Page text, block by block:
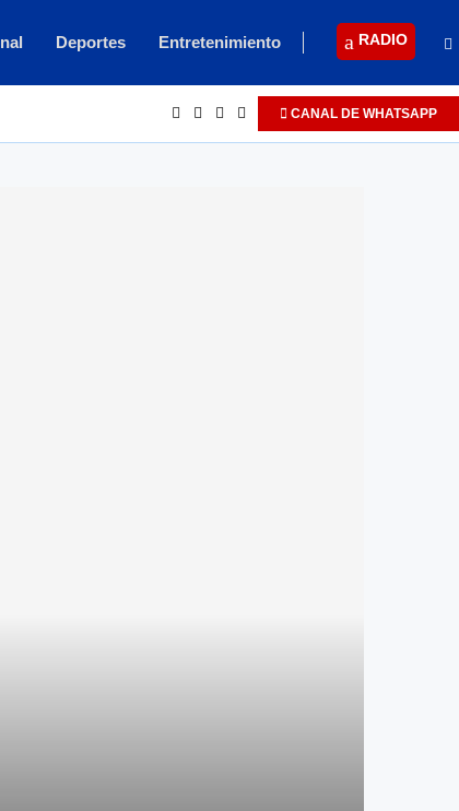
Deportes Entretenimiento RADIO
CANAL DE WHATSAPP